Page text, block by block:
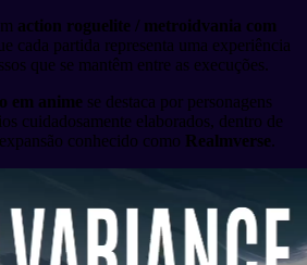
action roguelite / metroidvania com
cada partida representa uma experiência
que se mantêm entre as execuções.
em anime se destaca por personagens
cuidadosamente elaborados, dentro de
conhecido como Realmverse.